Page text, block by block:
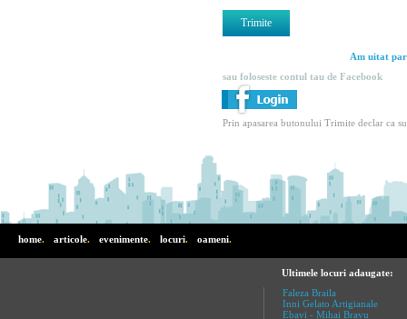
Am uitat
sau foloseste contul tau de Facebook
Prin apasarea butonului Trimite declar ca
home. articole. evenimente. locuri. oameni.
Ultimele locuri adaugate:
Faleza Braila
Inni Gelato Artigianale
Ebavi - Mihai Bravu